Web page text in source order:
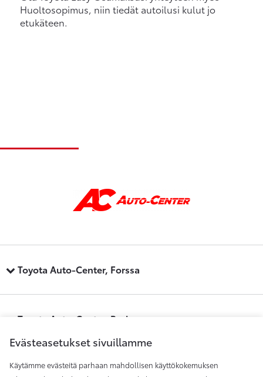
Huoltosopimus, niin tiedät autoilusi kulut jo
etukäteen.
Toyota Auto-Center, Forssa
Toyota Auto-Center, Pori
Toyota Auto-Center, Raisio
Evästeasetukset sivuillamme
Käytämme evästeitä parhaan mahdollisen käyttökokemuksen